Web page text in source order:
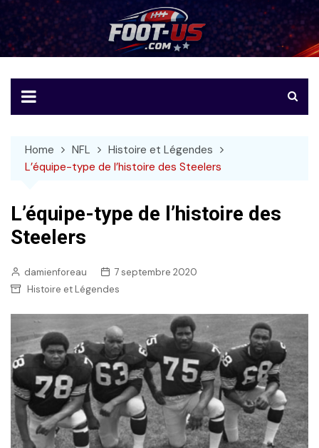
to
content
Foot-US
Le football américain en français
Home NFL
Histoire et Légendes
L’équipe-type de l’histoire des Steelers
L’équipe-type de l’histoire des
Steelers
damienforeau
7 septembre 2020
Histoire et Légendes